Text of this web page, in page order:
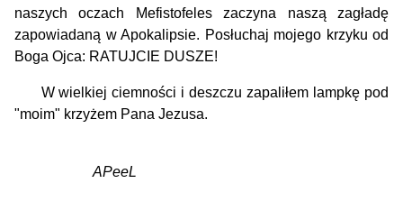
naszych oczach Mefistofeles zaczyna naszą zagładę
zapowiadaną w Apokalipsie. Posłuchaj mojego krzyku od
Boga Ojca: RATUJCIE DUSZE!
W wielkiej ciemności i deszczu zapaliłem lampkę pod
"moim" krzyżem Pana Jezusa.
APeeL